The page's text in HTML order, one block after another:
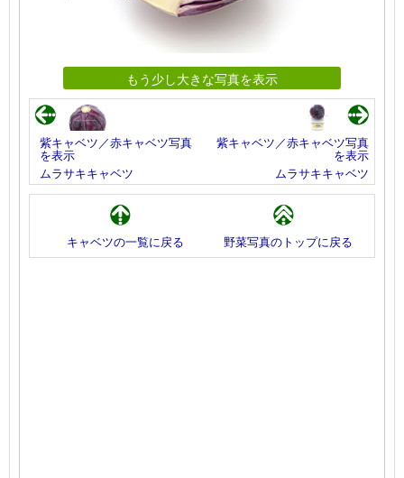
もう少し大きな写真を表示
紫キャベツ／赤キャベツ写真
を表示
ムラサキキャベツ
紫キャベツ／赤キャベツ写真
を表示
ムラサキキャベツ
キャベツの一覧に戻る 野菜写真のトップに戻る